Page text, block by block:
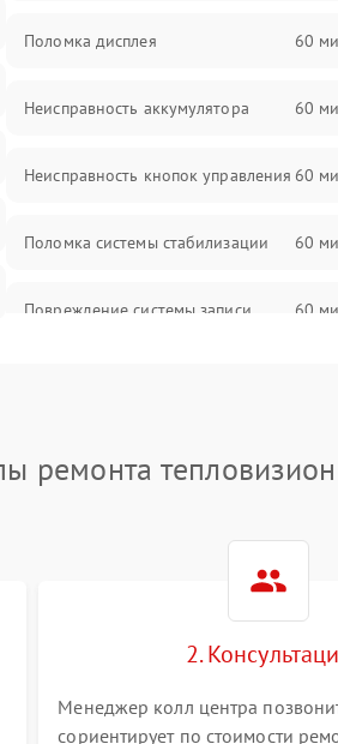
Поломка дисплея 60
Неисправность аккумулятора 60
Неисправность кнопок управления 60
Поломка системы стабилизации 60
Повреждение системы записи 60
автоматического отключения
короткого замыкания
ремонта
2.
Менеджер колл центра
сориентирует по стоимости